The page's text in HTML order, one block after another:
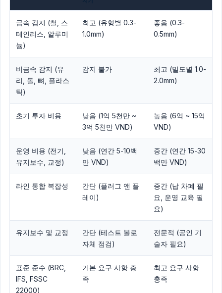
금속 감지 (철, 스
테인리스, 알루미
늄)
최고 (유형별 0.3-
1.0mm)
좋음 (0.3-
0.5mm)
비금속 감지 (유
리, 돌, 뼈, 플라스
틱)
감지 불가
최고 (밀도별 1.0-
2.0mm)
초기 투자 비용
낮음 (1억 5천만 ~
3억 5천만 VND)
높음 (6억 ~ 15억
VND)
운영 비용 (전기,
유지보수, 교정)
낮음 (연간 5-10백
만 VND)
중간 (연간 15-30
백만 VND)
라인 통합 복잡성
간단 (플러그 앤 플
레이)
중간 (납 차폐 필
요, 운영 교육 필
요)
유지보수 및 교정
간단 (테스트 볼로
자체 점검)
전문적 (공인 기
술자 필요)
표준 준수 (BRC,
IFS, FSSC
22000)
기본 요구 사항 충
족
최고 요구 사항
충족